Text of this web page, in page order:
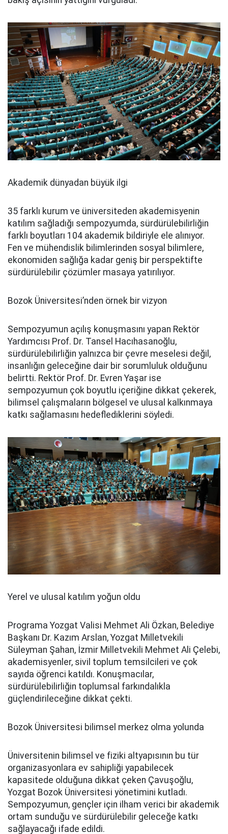
Akademik dünyadan büyük ilgi
35 farklı kurum ve üniversiteden akademisyenin
katılım sağladığı sempozyumda, sürdürülebilirliğin
farklı boyutları 104 akademik bildiriyle ele alınıyor.
Fen ve mühendislik bilimlerinden sosyal bilimlere,
ekonomiden sağlığa kadar geniş bir perspektifte
sürdürülebilir çözümler masaya yatırılıyor.
Bozok Üniversitesi’nden örnek bir vizyon
Sempozyumun açılış konuşmasını yapan Rektör
Yardımcısı Prof. Dr. Tansel Hacıhasanoğlu,
sürdürülebilirliğin yalnızca bir çevre meselesi değil,
insanlığın geleceğine dair bir sorumluluk olduğunu
belirtti. Rektör Prof. Dr. Evren Yaşar ise
sempozyumun çok boyutlu içeriğine dikkat çekerek,
bilimsel çalışmaların bölgesel ve ulusal kalkınmaya
katkı sağlamasını hedeflediklerini söyledi.
Yerel ve ulusal katılım yoğun oldu
Programa Yozgat Valisi Mehmet Ali Özkan, Belediye
Başkanı Dr. Kazım Arslan, Yozgat Milletvekili
Süleyman Şahan, İzmir Milletvekili Mehmet Ali Çelebi,
akademisyenler, sivil toplum temsilcileri ve çok
sayıda öğrenci katıldı. Konuşmacılar,
sürdürülebilirliğin toplumsal farkındalıkla
güçlendirileceğine dikkat çekti.
Bozok Üniversitesi bilimsel merkez olma yolunda
Üniversitenin bilimsel ve fiziki altyapısının bu tür
organizasyonlara ev sahipliği yapabilecek
kapasitede olduğuna dikkat çeken Çavuşoğlu,
Yozgat Bozok Üniversitesi yönetimini kutladı.
Sempozyumun, gençler için ilham verici bir akademik
ortam sunduğu ve sürdürülebilir geleceğe katkı
sağlayacağı ifade edildi.